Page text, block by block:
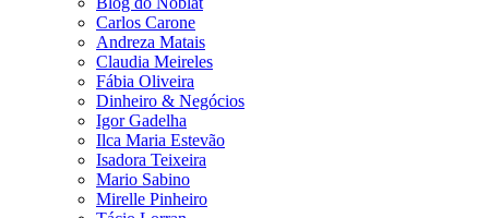
Carlos Carone
Andreza Matais
Claudia Meireles
Fábia Oliveira
Dinheiro & Negócios
Igor Gadelha
Ilca Maria Estevão
Isadora Teixeira
Mario Sabino
Mirelle Pinheiro